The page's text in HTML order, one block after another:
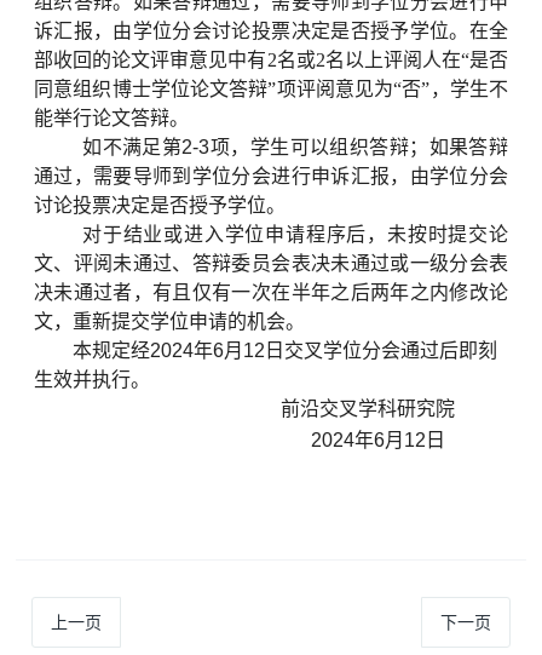
诉汇报，由学位分会讨论投票决定是否授予学位。 在全
部收回的论文评审意见中有2名或2名以上评阅人在“是否
同意组织博士学位论文答辩”项评阅意见为“否”，学生不
能举行论文答辩。
如不满足第2-3项，学生可以组织答辩；如果答辩
通过，需要导师到学位分会进行申诉汇报，由学位分会
讨论投票决定是否授予学位。
对于结业或进入学位申请程序后，未按时提交论
文、评阅未通过、答辩委员会表决未通过或一级分会表
决未通过者，有且仅有一次在半年之后两年之内修改论
文，重新提交学位申请的机会。
本规定经2024年6月 12 日交叉学位分会通过后即刻
生效并执行。
前沿交叉学科研究院
2024年6月 12 日
上一页 下一页